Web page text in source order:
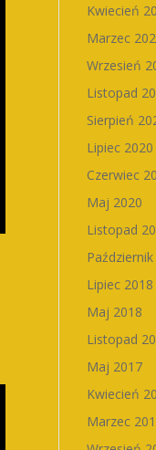
Kwiecień
Marzec
Wrzesień
Listopad
Sierpień
Lipiec 2020
Czerwiec
Maj 2020
Listopad
Lipiec 2018
Maj 2018
Listopad
Maj 2017
Kwiecień
Marzec